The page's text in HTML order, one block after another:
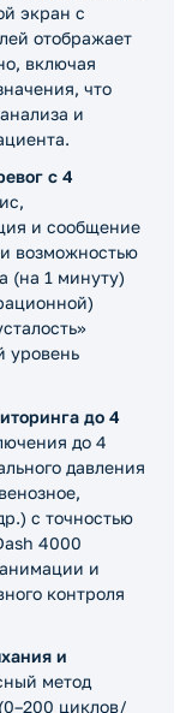
экран с
отображает
включая
что
и
с 4
и сообщение
возможностью
(на 1 минуту)
уровень
до 4
до 4
давления
с точностью
4000
и
контроля
и
метод
циклов/